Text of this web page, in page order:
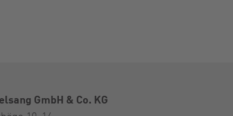
GmbH & Co. KG